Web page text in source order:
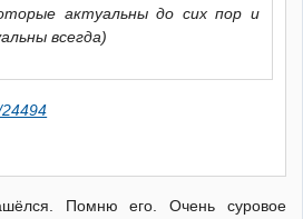
актуальны до сих пор и
всегда)
Помню его. Очень суровое